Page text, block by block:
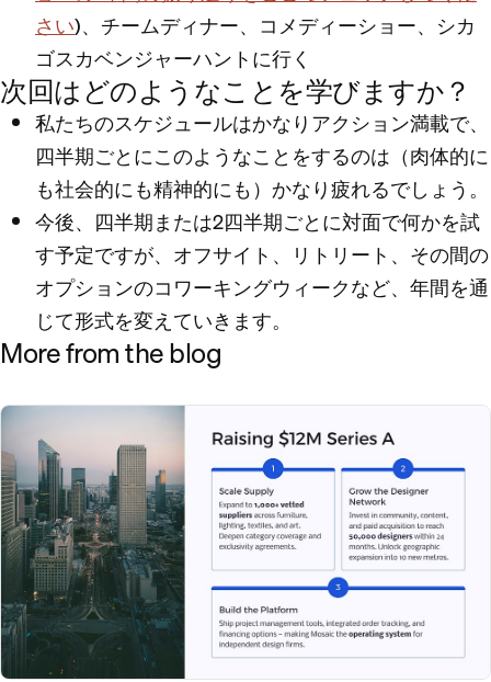
さい)、チームディナー、コメディーショー、シカ
ゴスカベンジャーハントに行く
次回はどのようなことを学びますか？
私たちのスケジュールはかなりアクション満載で、
四半期ごとにこのようなことをするのは（肉体的に
も社会的にも精神的にも）かなり疲れるでしょう。
今後、四半期または2四半期ごとに対面で何かを試
す予定ですが、オフサイト、リトリート、その間の
オプションのコワーキングウィークなど、年間を通
じて形式を変えていきます。
More from the blog